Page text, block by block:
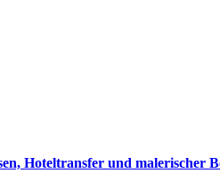
Hoteltransfer und malerischer